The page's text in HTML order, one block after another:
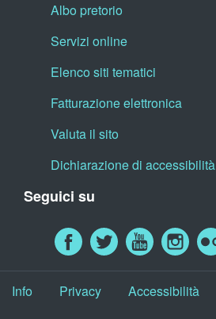
Albo pretorio
Servizi online
Elenco siti tematici
Fatturazione elettronica
Valuta il sito
Dichiarazione di accessibilità
Seguici su
Info Privacy Accessibilità